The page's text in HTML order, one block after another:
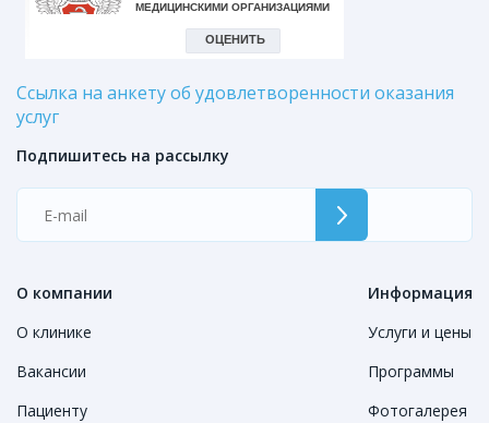
Ссылка на анкету об удовлетворенности оказания
услуг
О компании
О клинике
Вакансии
Пациенту
Информация
Услуги и цены
Программы
Фотогалерея
Подпишитесь на рассылку